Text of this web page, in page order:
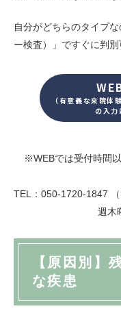
自分がどちらのタイプ
ー検査）」ですぐに判別
（有意義な来院体
の入力
※WEBでは受付時間
TEL：050-1720-1847
週木
【原因別】
な疾患